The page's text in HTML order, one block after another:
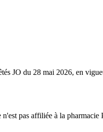
JO du 28 mai 2026, en
pas affiliée à la